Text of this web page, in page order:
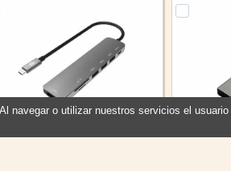
navegar o utilizar nuestros servicios el